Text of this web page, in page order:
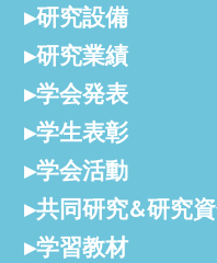
研究設備
研究業績
学会発表
学生表彰
学会活動
共同研究&研究
学習教材